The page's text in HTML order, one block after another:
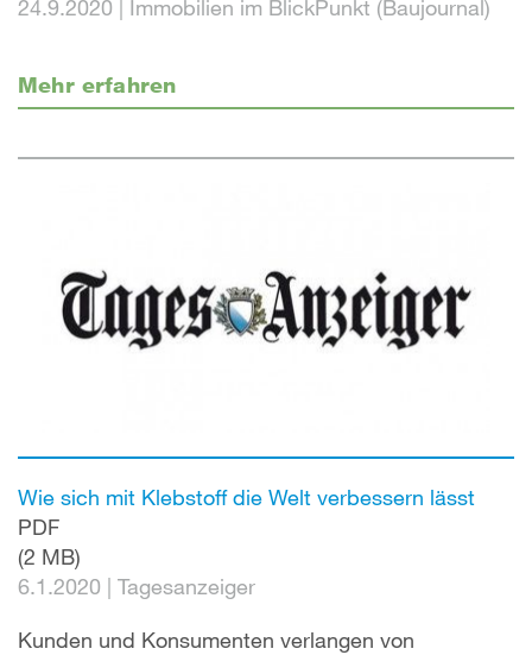
24.9.2020 | Immobilien im BlickPunkt (Baujournal)
Mehr erfahren
Wie sich mit Klebstoff die Welt verbessern lässt
PDF
(2 MB)
6.1.2020 | Tagesanzeiger
Kunden und Konsumenten verlangen von